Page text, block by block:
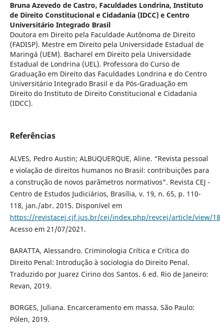
Bruna Azevedo de Castro, Faculdades Londrina, Instituto
de Direito Constitucional e Cidadania (IDCC) e Centro
Universitário Integrado Brasil
Doutora em Direito pela Faculdade Autônoma de Direito
(FADISP). Mestre em Direito pela Universidade Estadual de
Maringá (UEM). Bacharel em Direito pela Universidade
Estadual de Londrina (UEL). Professora do Curso de
Graduação em Direito das Faculdades Londrina e do Centro
Universitário Integrado Brasil e da Pós-Graduação em
Direito do Instituto de Direito Constitucional e Cidadania
(IDCC).
Referências
ALVES, Pedro Austin; ALBUQUERQUE, Aline. “Revista pessoal
e violação de direitos humanos no Brasil: contribuições para
a construção de novos parâmetros normativos”. Revista CEJ -
Centro de Estudos Judiciários, Brasília, v. 19, n. 65, p. 110-
118, jan./abr. 2015. Disponível em
https://revistacej.cjf.jus.br/cej/index.php/revcej/article/view/
Acesso em 21/07/2021.
BARATTA, Alessandro. Criminologia Crítica e Crítica do
Direito Penal: Introdução à sociologia do Direito Penal.
Traduzido por Juarez Cirino dos Santos. 6 ed. Rio de Janeiro:
Revan, 2019.
BORGES, Juliana. Encarceramento em massa. São Paulo:
Pólen, 2019.